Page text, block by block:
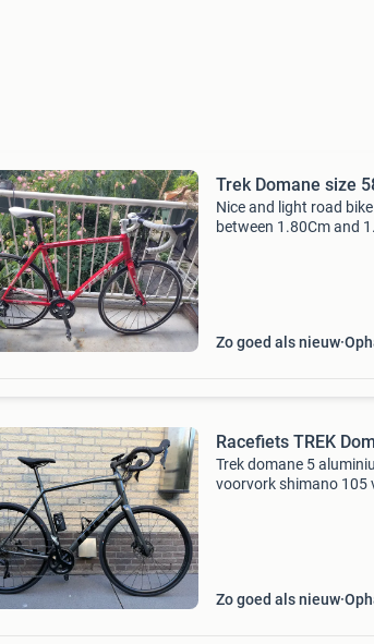
Trek Domane size
Nice and light road
between 1.80Cm and
Zo goed als nieuw
Racefiets TREK
Trek domane 5
voorvork shimano 105
Zo goed als nieuw